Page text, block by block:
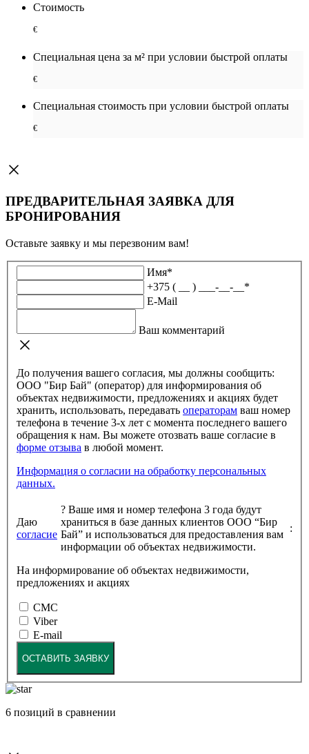
Стоимость
€
Специальная цена за м² при условии быстрой оплаты
€
Специальная cтоимость при условии быстрой оплаты
€
ПРЕДВАРИТЕЛЬНАЯ ЗАЯВКА ДЛЯ
БРОНИРОВАНИЯ
Оставьте заявку и мы перезвоним вам!
Имя*
+375 ( __ ) ___-__-__ *
E-Mail
Ваш комментарий
До получения вашего согласия, мы должны сообщить:
ООО "Бир Бай" (оператор) для информирования об
объектах недвижимости, предложениях и акциях будет
хранить, использовать, передавать операторам
телефона в течение 3-х лет с момента последнего вашего
обращения к нам. Вы можете отозвать ваше согласие в
форме отзыва
в любой момент.
Информация о согласии на обработку персональных
данных.
Даю
согласие
? Ваше имя и номер телефона 3 года будут
храниться в базе данных клиентов ООО “Бир
Бай” и использоваться для предоставления вам
информации об объектах недвижимости.
:
На информирование об объектах недвижимости,
предложениях и акциях
СМС
Viber
E-mail
ОСТАВИТЬ ЗАЯВКУ
6 позиций в сравнении